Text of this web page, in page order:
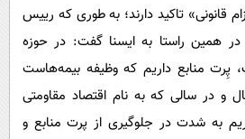
قانونی» تاکید دارند؛ به طوری که رییس
همین راستا به ایسنا گفت: در حوزه
پِرت منابع داریم که وظیفه بیمه‌هاست
و در سالی که به نام اقتصاد مقاومتی
به شدت در جلوگیری از پرت منابع و